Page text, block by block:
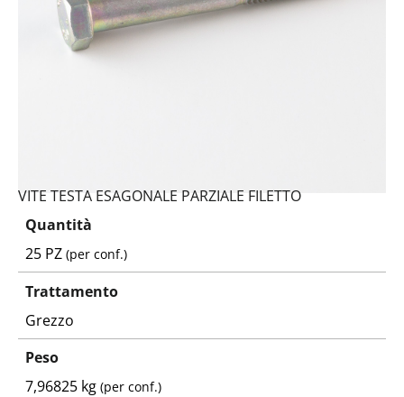
VITE TESTA ESAGONALE PARZIALE FILETTO
Quantità
25 PZ(per conf.)
Trattamento
Grezzo
Peso
7,96825 kg(per conf.)